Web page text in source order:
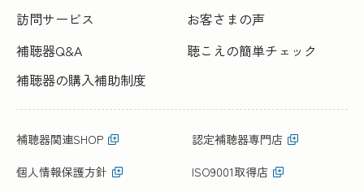
訪問サービス
お客さまの声
補聴器Q&A
聴こえの簡単チェック
補聴器の購入補助制度
補聴器関連SHOP
認定補聴器専門店
個人情報保護方針
ISO9001取得店